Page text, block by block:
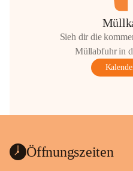
Sieh dir die
Müllabfuhr in
Öffnungszeiten